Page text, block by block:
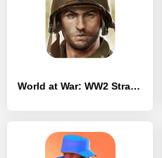
World at War: WW2 Strategy MMO - [MOD Много монет]